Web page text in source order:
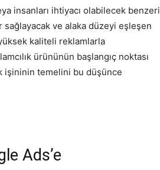
SEO,
insanları ihtiyacı olabilecek benzeri
sağlayacak ve alaka düzeyi eşleşen
kaliteli reklamlarla
ürününün başlangıç noktası
işininin temelini bu düşünce
Ads’e